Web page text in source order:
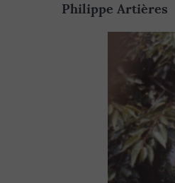
Philippe Artières